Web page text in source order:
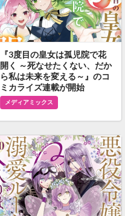
『3度目の皇女は孤児院で花
開く ～死なせたくない、だか
ら私は未来を変える～』のコ
ミカライズ連載が開始
メディアミックス